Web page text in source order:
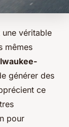
une véritable
mêmes
générer des
ce
pour